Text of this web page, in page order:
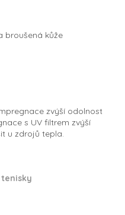
broušená kůže
zvýší odolnost
s UV filtrem zvýší
u zdrojů tepla.